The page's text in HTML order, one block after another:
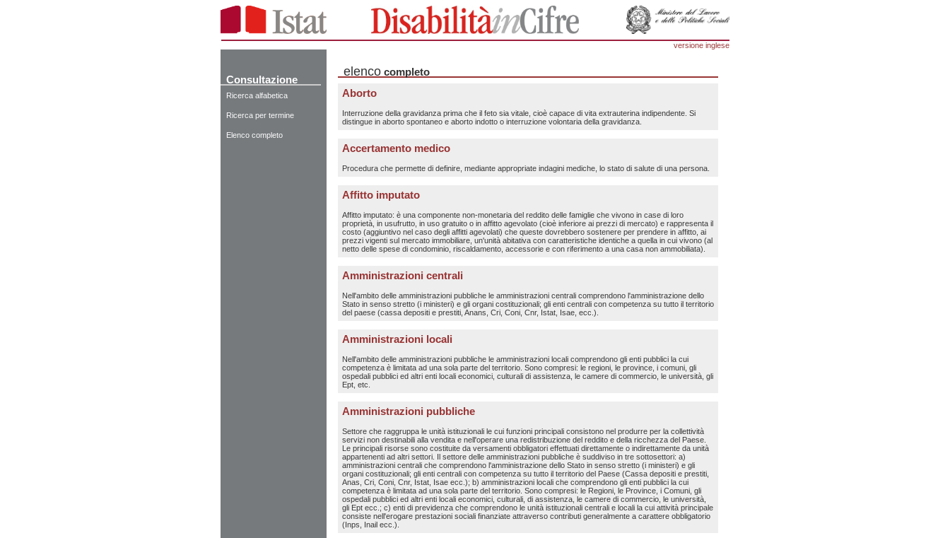
versione inglese
Consultazione
Ricerca alfabetica
Ricerca per termine
Elenco completo
elenco completo
Aborto
Interruzione della gravidanza prima che il feto sia vitale, cioè capace di vita extrauterina indipendente. Si
distingue in aborto spontaneo e aborto indotto o interruzione volontaria della gravidanza.
Accertamento medico
Procedura che permette di definire, mediante appropriate indagini mediche, lo stato di salute di una persona.
Affitto imputato
Affitto imputato: è una componente non-monetaria del reddito delle famiglie che vivono in case di loro
proprietà, in usufrutto, in uso gratuito o in affitto agevolato (cioè inferiore ai prezzi di mercato) e rappresenta il
costo (aggiuntivo nel caso degli affitti agevolati) che queste dovrebbero sostenere per prendere in affitto, ai
prezzi vigenti sul mercato immobiliare, un'unità abitativa con caratteristiche identiche a quella in cui vivono (al
netto delle spese di condominio, riscaldamento, accessorie e con riferimento a una casa non ammobiliata).
Amministrazioni centrali
Nell'ambito delle amministrazioni pubbliche le amministrazioni centrali comprendono l'amministrazione dello
Stato in senso stretto (i ministeri) e gli organi costituzionali; gli enti centrali con competenza su tutto il territorio
del paese (cassa depositi e prestiti, Anans, Cri, Coni, Cnr, Istat, Isae, ecc.).
Amministrazioni locali
Nell'ambito delle amministrazioni pubbliche le amministrazioni locali comprendono gli enti pubblici la cui
competenza è limitata ad una sola parte del territorio. Sono compresi: le regioni, le province, i comuni, gli
ospedali pubblici ed altri enti locali economici, culturali di assistenza, le camere di commercio, le università, gli
Ept, etc.
Amministrazioni pubbliche
Settore che raggruppa le unità istituzionali le cui funzioni principali consistono nel produrre per la collettività
servizi non destinabili alla vendita e nell'operare una redistribuzione del reddito e della ricchezza del Paese.
Le principali risorse sono costituite da versamenti obbligatori effettuati direttamente o indirettamente da unità
appartenenti ad altri settori. Il settore delle amministrazioni pubbliche è suddiviso in tre sottosettori: a)
amministrazioni centrali che comprendono l'amministrazione dello Stato in senso stretto (i ministeri) e gli
organi costituzionali; gli enti centrali con competenza su tutto il territorio del Paese (Cassa depositi e prestiti,
Anas, Cri, Coni, Cnr, Istat, Isae ecc.); b) amministrazioni locali che comprendono gli enti pubblici la cui
competenza è limitata ad una sola parte del territorio. Sono compresi: le Regioni, le Province, i Comuni, gli
ospedali pubblici ed altri enti locali economici, culturali, di assistenza, le camere di commercio, le università,
gli Ept ecc.; c) enti di previdenza che comprendono le unità istituzionali centrali e locali la cui attività principale
consiste nell'erogare prestazioni sociali finanziate attraverso contributi generalmente a carattere obbligatorio
(Inps, Inail ecc.).